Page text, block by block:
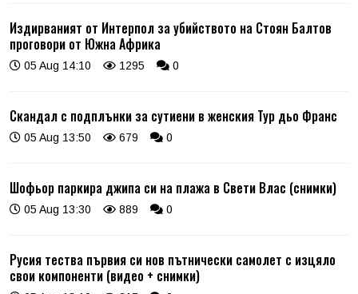
Издирваният от Интерпол за убийството на Стоян Балтов
проговори от Южна Африка
05 Aug 14:10 1295 0
Скандал с подплънки за сутиени в женския Тур дьо Франс
05 Aug 13:50 679 0
Шофьор паркира джипа си на плажа в Свети Влас (снимки)
05 Aug 13:30 889 0
Русия тества първия си нов пътнически самолет с изцяло
свои компоненти (видео + снимки)